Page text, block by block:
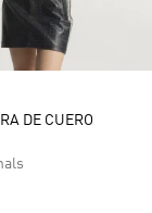
DE CUERO